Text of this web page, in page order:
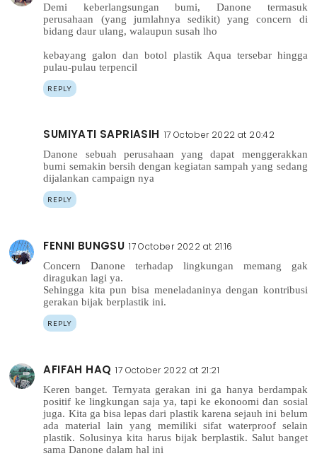
Demi keberlangsungan bumi, Danone termasuk
perusahaan (yang jumlahnya sedikit) yang concern di
bidang daur ulang, walaupun susah lho
kebayang galon dan botol plastik Aqua tersebar hingga
pulau-pulau terpencil
REPLY
SUMIYATI SAPRIASIH 17 October 2022 at 20:42
Danone sebuah perusahaan yang dapat menggerakkan
bumi semakin bersih dengan kegiatan sampah yang sedang
dijalankan campaign nya
REPLY
FENNI BUNGSU 17 October 2022 at 21:16
Concern Danone terhadap lingkungan memang gak
diragukan lagi ya.
Sehingga kita pun bisa meneladaninya dengan kontribusi
gerakan bijak berplastik ini.
REPLY
AFIFAH HAQ 17 October 2022 at 21:21
Keren banget. Ternyata gerakan ini ga hanya berdampak
positif ke lingkungan saja ya, tapi ke ekonoomi dan sosial
juga. Kita ga bisa lepas dari plastik karena sejauh ini belum
ada material lain yang memiliki sifat waterproof selain
plastik. Solusinya kita harus bijak berplastik. Salut banget
sama Danone dalam hal ini